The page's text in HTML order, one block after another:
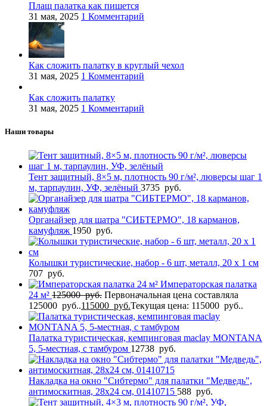
Плащ палатка как пишется
31 мая, 2025 1 Комментарий
Как сложить палатку в круглый чехол
31 мая, 2025 1 Комментарий
Как сложить палатку
31 мая, 2025 1 Комментарий
Наши товары
Тент защитный, 8×5 м, плотность 90 г/м², люверсы шаг 1
м, тарпаулин, УФ, зелёный 3735 руб.
Органайзер для шатра "СИБТЕРМО", 18 карманов,
камуфляж 1950 руб.
Колышки туристические, набор - 6 шт, металл, 20 х 1 см
707 руб.
Императорская палатка
24 м² 125000руб. Первоначальная цена составляла
125000 руб..115000 руб.Текущая цена: 115000 руб..
Палатка туристическая, кемпинговая maclay MONTANA
5, 5-местная, с тамбуром 12738 руб.
Накладка на окно "Сибтермо" для палатки "Медведь",
антимоскитная, 28х24 см, 01410715 588 руб.